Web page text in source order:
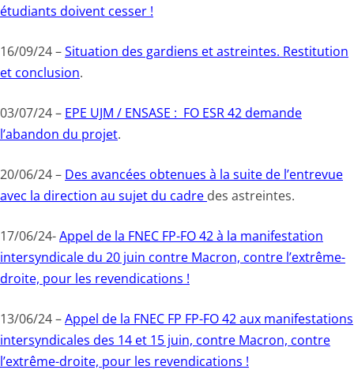
étudiants doivent cesser !
16/09/24 –Situation des gardiens et astreintes. Restitution
et conclusion.
03/07/24 – EPE UJM / ENSASE : FO ESR 42 demande
l’abandon du projet.
20/06/24 – Des avancées obtenues à la suite de l’entrevue
avec la direction au sujet du cadre des astreintes.
17/06/24-Appel de la FNEC FP-FO 42 à la manifestation
intersyndicale du 20 juin contre Macron, contre l’extrême-
droite, pour les revendications !
13/06/24 –Appel de la FNEC FP FP-FO 42 aux manifestations
intersyndicales des 14 et 15 juin, contre Macron, contre
l’extrême-droite, pour les revendications !